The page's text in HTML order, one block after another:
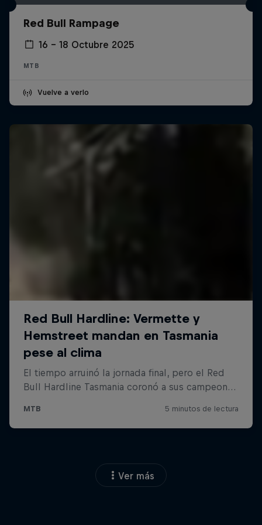
Red Bull Rampage
16 – 18 Octubre 2025
MTB
Vuelve a verlo
Ver más